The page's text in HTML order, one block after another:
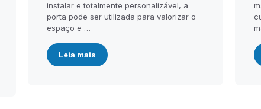
instalar e totalmente personalizável, a
porta pode ser utilizada para valorizar o
espaço e …
Leia mais